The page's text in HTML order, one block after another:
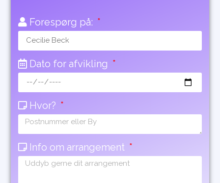
Forespørg på:
Dato for afvikling
Hvor?
Info om arrangement